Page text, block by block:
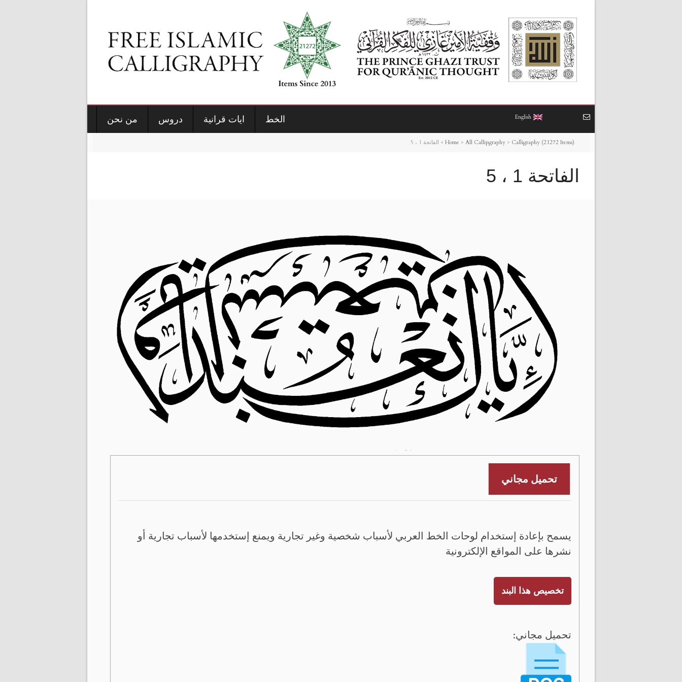
الخط ايات قرانية دروس من نحن English
Home > All Callipgraphy > Calligraphy (21272 Items)
> الفاتحة 1 ، 5
الفاتحة 1 ، 5
تحميل مجاني
يسمح بإعادة إستخدام لوحات الخط العربي لأسباب شخصية وغير تجارية ويمنع إستخدمها لأسباب تجارية أو
نشرها على المواقع الإلكترونية
تخصيص هذا البند
تحميل مجاني: